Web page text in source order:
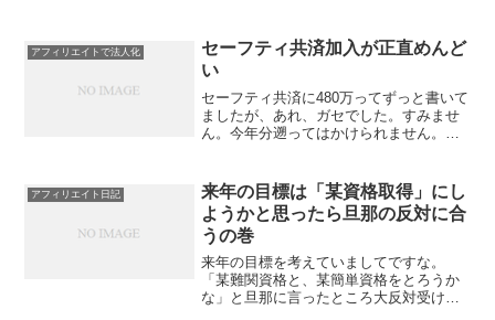
生があるかもしれません。アドセン...
アフィリエイトで法人化
セーフティ共済加入が正直めんど
い
セーフティ共済に480万ってずっと書いて
ましたが、あれ、ガセでした。すみませ
ん。今年分遡ってはかけられません。だ
前納で、280万円です。（今度こそ合って
ると思う。）...
アフィリエイト日記
来年の目標は「某資格取得」にし
ようかと思ったら旦那の反対に合
うの巻
来年の目標を考えていましてですな。
「某難関資格と、某簡単資格をとろうか
な」と旦那に言ったところ大反対受ける